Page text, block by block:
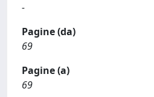
-
Pagine (da)
69
Pagine (a)
69